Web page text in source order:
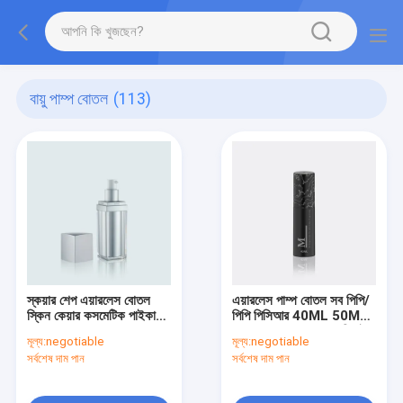
বায়ু পাম্প বোতল (113)
স্কয়ার শেপ এয়ারলেস বোতল
স্কিন কেয়ার কসমেটিক পাইকারি
মূল্য:negotiable
সর্বশেষ দাম পান
এয়ারলেস পাম্প বোতল সব পিপি/
পিপি পিসিআর 40ML 50ML
করা সহজ
মূল্য:negotiable
সর্বশেষ দাম পান